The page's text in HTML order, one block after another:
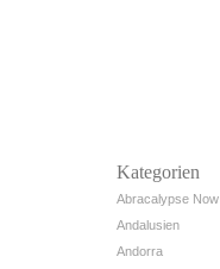
Kategorien
Abracalypse Now
Andalusien
Andorra